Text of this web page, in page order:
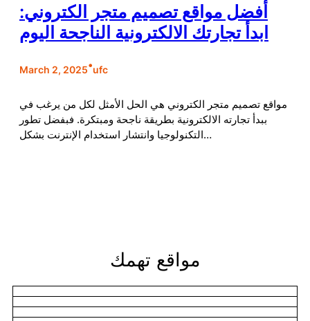
أفضل مواقع تصميم متجر الكتروني:
ابدأ تجارتك الالكترونية الناجحة اليوم
March 2, 2025•ufc
مواقع تصميم متجر الكتروني هي الحل الأمثل لكل من يرغب في
ببدأ تجارته الالكترونية بطريقة ناجحة ومبتكرة. فبفضل تطور
التكنولوجيا وانتشار استخدام الإنترنت بشكل…
مواقع تهمك